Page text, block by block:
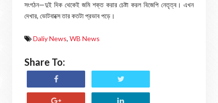
সংগঠন—দুই দিক থেকেই জমি শক্ত করার চেষ্টা করল বিজেপি নেতৃত্ব। এখন
দেখার, ভোটবাক্সে তার কতটা প্রভাব পড়ে।
Daliy News, WB News
Share To: